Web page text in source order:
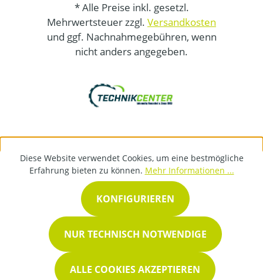
* Alle Preise inkl. gesetzl.
Mehrwertsteuer zzgl. Versandkosten
und ggf. Nachnahmegebühren, wenn
nicht anders angegeben.
Diese Website verwendet Cookies, um eine bestmögliche
Erfahrung bieten zu können. Mehr Informationen ...
NUR TECHNISCH NOTWENDIGE
KONFIGURIEREN
ALLE COOKIES AKZEPTIEREN